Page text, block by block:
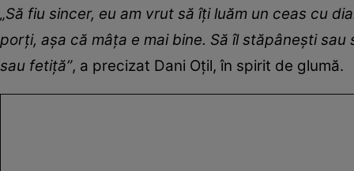
„Să fiu sincer, eu am vrut să îți luăm un ceas cu
porți, așa că mâța e mai bine. Să îl stăpânești
sau fetiță”, a precizat Dani Oțil, în spirit de glumă.